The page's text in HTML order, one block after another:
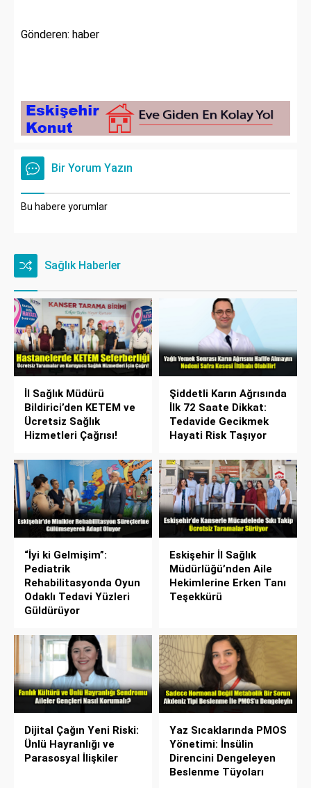
Gönderen: haber
Bir Yorum Yazın
Bu habere yorumlar
Sağlık Haberler
İl Sağlık Müdürü
Bildirici’den KETEM ve
Ücretsiz Sağlık
Hizmetleri Çağrısı!
Şiddetli Karın Ağrısında
İlk 72 Saate Dikkat:
Tedavide Gecikmek
Hayati Risk Taşıyor
“İyi ki Gelmişim”:
Pediatrik
Rehabilitasyonda Oyun
Odaklı Tedavi Yüzleri
Güldürüyor
Eskişehir İl Sağlık
Müdürlüğü’nden Aile
Hekimlerine Erken Tanı
Teşekkürü
Dijital Çağın Yeni Riski:
Ünlü Hayranlığı ve
Parasosyal İlişkiler
Yaz Sıcaklarında PMOS
Yönetimi: İnsülin
Direncini Dengeleyen
Beslenme Tüyoları